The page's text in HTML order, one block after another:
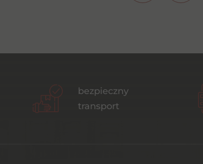
bezpieczny
transport